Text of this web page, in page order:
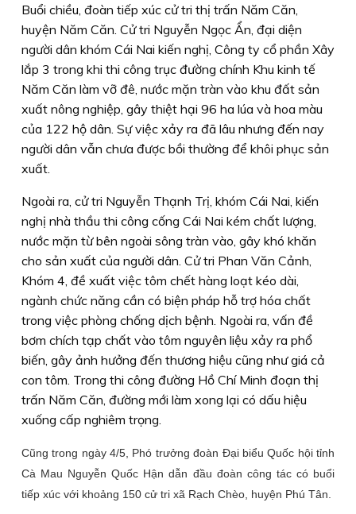
Buổi chiều, đoàn tiếp xúc cử tri thị trấn Năm Căn,
huyện Năm Căn. Cử tri Nguyễn Ngọc Ẩn, đại diện
người dân khóm Cái Nai kiến nghị, Công ty cổ phần Xây
lắp 3 trong khi thi công trục đường chính Khu kinh tế
Năm Căn làm vỡ đê, nước mặn tràn vào khu đất sản
xuất nông nghiệp, gây thiệt hại 96 ha lúa và hoa màu
của 122 hộ dân. Sự việc xảy ra đã lâu nhưng đến nay
người dân vẫn chưa được bồi thường để khôi phục sản
xuất.
Ngoài ra, cử tri Nguyễn Thạnh Trị, khóm Cái Nai, kiến
nghị nhà thầu thi công cống Cái Nai kém chất lượng,
nước mặn từ bên ngoài sông tràn vào, gây khó khăn
cho sản xuất của người dân. Cử tri Phan Văn Cảnh,
Khóm 4, đề xuất việc tôm chết hàng loạt kéo dài,
ngành chức năng cần có biện pháp hỗ trợ hóa chất
trong việc phòng chống dịch bệnh. Ngoài ra, vấn đề
bơm chích tạp chất vào tôm nguyên liệu xảy ra phổ
biến, gây ảnh hưởng đến thương hiệu cũng như giá cả
con tôm. Trong thi công đường Hồ Chí Minh đoạn thị
trấn Năm Căn, đường mới làm xong lại có dấu hiệu
xuống cấp nghiêm trọng.
Cũng trong ngày 4/5, Phó trưởng đoàn Đại biểu Quốc hội tỉnh
Cà Mau Nguyễn Quốc Hận dẫn đầu đoàn công tác có buổi
tiếp xúc với khoảng 150 cử tri xã Rạch Chèo, huyện Phú Tân.